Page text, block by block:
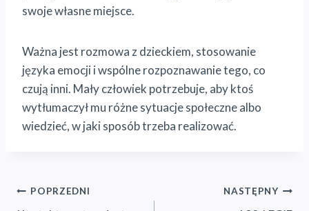
swoje własne miejsce.
Ważna jest rozmowa z dzieckiem, stosowanie
języka emocji i wspólne rozpoznawanie tego, co
czują inni. Mały człowiek potrzebuje, aby ktoś
wytłumaczył mu różne sytuacje społeczne albo
wiedzieć, w jaki sposób trzeba realizować.
Nawigacja
POPRZEDNI NASTĘPNY